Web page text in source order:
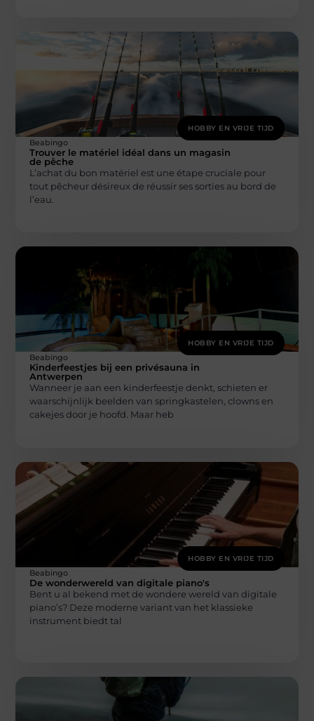
HOBBY EN VRIJE TIJD
Beabingo
Trouver le matériel idéal dans un magasin
de pêche
L’achat du bon matériel est une étape cruciale pour
tout pêcheur désireux de réussir ses sorties au bord de
l’eau.
HOBBY EN VRIJE TIJD
Beabingo
Kinderfeestjes bij een privésauna in
Antwerpen
Wanneer je aan een kinderfeestje denkt, schieten er
waarschijnlijk beelden van springkastelen, clowns en
cakejes door je hoofd. Maar heb
HOBBY EN VRIJE TIJD
Beabingo
De wonderwereld van digitale piano's
Bent u al bekend met de wondere wereld van digitale
piano’s? Deze moderne variant van het klassieke
instrument biedt tal